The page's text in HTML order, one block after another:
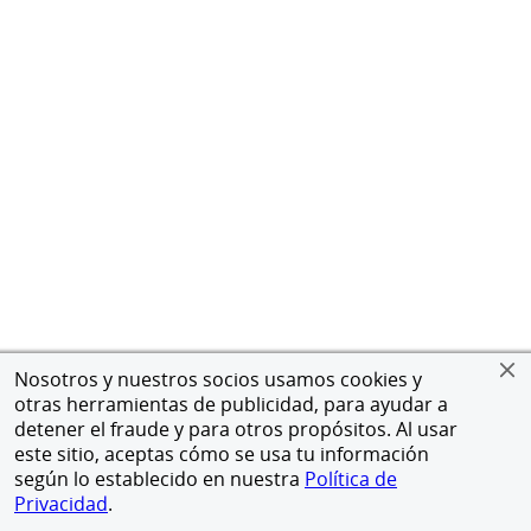
Nosotros y nuestros socios usamos cookies y
otras herramientas de publicidad, para ayudar a
detener el fraude y para otros propósitos. Al usar
este sitio, aceptas cómo se usa tu información
según lo establecido en nuestra Política de
Privacidad.